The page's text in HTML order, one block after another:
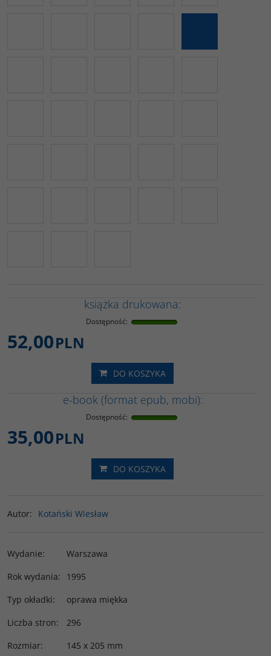
książka drukowana:
Dostępność:
52,00PLN
DO KOSZYKA
e-book (format epub, mobi):
Dostępność:
35,00PLN
DO KOSZYKA
Autor: Kotański Wiesław
Wydanie:
Warszawa
Rok wydania:
1995
Typ okładki:
oprawa miękka
Liczba stron:
296
Rozmiar:
145 x 205 mm